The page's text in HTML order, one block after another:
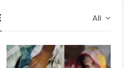
All